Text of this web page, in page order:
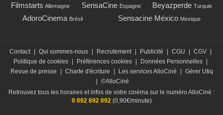
Filmstarts Allemagne SensaCine Espagne Beyazperde Turquie
AdoroCinema Brésil Sensacine México Mexique
Contact | Qui sommes-nous | Recrutement | Publicité | CGU | CGV |
Politique de cookies | Préférences cookies | Données Personnelles |
Revue de presse
| Charte d'écriture | Les services AlloCiné | Gérer Utiq
| ©AlloCiné
Retrouvez tous les horaires et infos de votre cinéma sur le numéro AlloCiné :
0 892 892 892 (0,90€/minute)